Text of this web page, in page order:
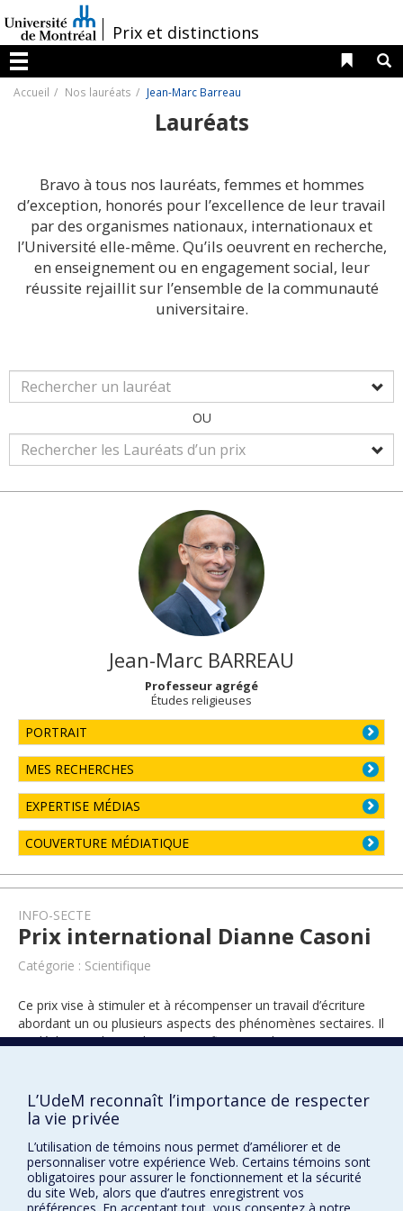
au
contenu
/Prix et distinctions
Menu
Liens
Accueil Nos lauréats Jean-Marc Barreau
Lauréats
Bravo à tous nos lauréats, femmes et hommes
d’exception, honorés pour l’excellence de leur travail
par des organismes nationaux, internationaux et
l’Université elle-même. Qu’ils oeuvrent en recherche,
en enseignement ou en engagement social, leur
réussite rejaillit sur l’ensemble de la communauté
universitaire.
OU
Jean-Marc BARREAU
Professeur agrégé
Études religieuses
PORTRAIT
MES RECHERCHES
EXPERTISE MÉDIAS
COUVERTURE MÉDIATIQUE
INFO-SECTE
Prix international Dianne Casoni
Catégorie : Scientifique
Ce prix vise à stimuler et à récompenser un travail d’écriture
abordant un ou plusieurs aspects des phénomènes sectaires. Il
se décline en deux volets : scientifique et vulgarisation.
2023
L’UdeM reconnaît l’importance de respecter
la vie privée
L’utilisation de témoins nous permet d’améliorer et de
personnaliser votre expérience Web. Certains témoins sont
obligatoires pour assurer le fonctionnement et la sécurité
du site Web, alors que d’autres enregistrent vos
préférences. En acceptant tout, vous consentez à notre